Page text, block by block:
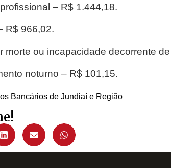
– R$ 1.444,18.
R$ 966,02.
morte ou incapacidade decorrente
noturno – R$ 101,15.
Bancários de Jundiaí e Região